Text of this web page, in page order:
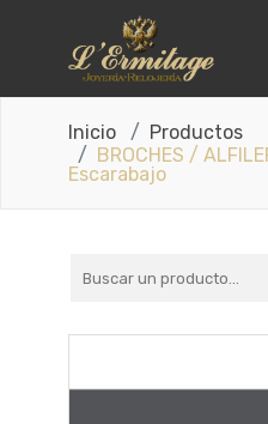
Inicio
Productos
BROCHES /
Escarabajo